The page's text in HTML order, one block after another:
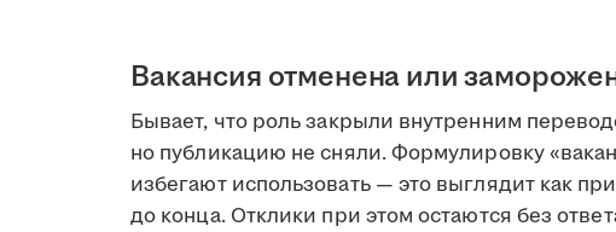
Вакансия отменена или
Бывает, что роль закрыли внутренним
но публикацию не сняли. Формулировку
избегают использовать — это выглядит как
до конца. Отклики при этом остаются без